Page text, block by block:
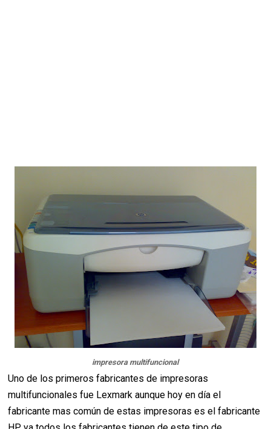
impresora multifuncional
Uno de los primeros fabricantes de impresoras
multifuncionales fue Lexmark aunque hoy en día el
fabricante mas común de estas impresoras es el fabricante